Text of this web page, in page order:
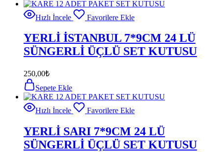
Hızlı İncele Favorilere Ekle
YERLİ İSTANBUL 7*9CM 24 LÜ
SÜNGERLİ ÜÇLÜ SET KUTUSU
250,00₺
Sepete Ekle
Hızlı İncele Favorilere Ekle
YERLİ SARI 7*9CM 24 LÜ
SÜNGERLİ ÜÇLÜ SET KUTUSU